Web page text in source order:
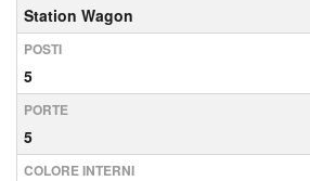
Station Wagon
POSTI
5
PORTE
5
COLORE INTERNI